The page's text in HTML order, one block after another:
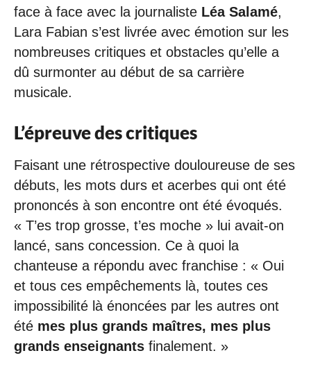
face à face avec la journaliste Léa Salamé,
Lara Fabian s’est livrée avec émotion sur les
nombreuses critiques et obstacles qu’elle a
dû surmonter au début de sa carrière
musicale.
L’épreuve des critiques
Faisant une rétrospective douloureuse de ses
débuts, les mots durs et acerbes qui ont été
prononcés à son encontre ont été évoqués.
« T’es trop grosse, t’es moche » lui avait-on
lancé, sans concession. Ce à quoi la
chanteuse a répondu avec franchise : « Oui
et tous ces empêchements là, toutes ces
impossibilité là énoncées par les autres ont
été mes plus grands maîtres, mes plus
grands enseignants finalement. »